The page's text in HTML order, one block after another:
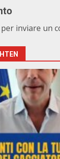
per inviare un